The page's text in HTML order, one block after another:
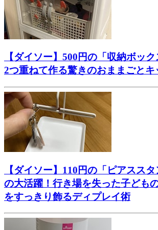
【ダイソー】500円の「収納ボッ
2つ重ねて作る驚きのおままごと
【ダイソー】110円の「ピアスス
の大活躍！行き場を失った子ども
をすっきり飾るディプレイ術